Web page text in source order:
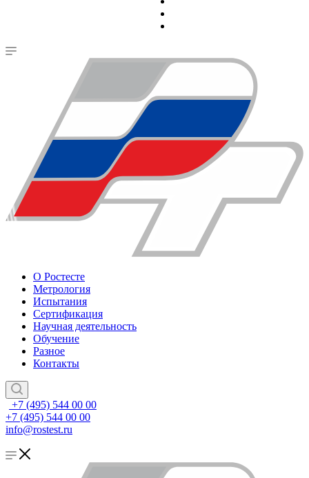
О Ростесте
Метрология
Испытания
Сертификация
Научная деятельность
Обучение
Разное
Контакты
+7 (495) 544 00 00
+7 (495) 544 00 00
info@rostest.ru